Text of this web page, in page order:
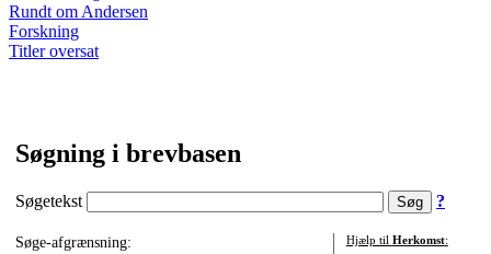
Rundt om Andersen
Forskning
Titler oversat
Søgning i brevbasen
Søgetekst ?
Søge-afgrænsning:
Hjælp til Herkomst: